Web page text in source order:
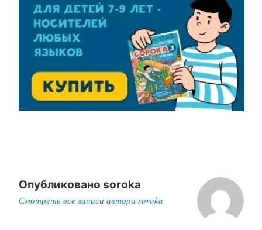
Опубликовано soroka
Смотреть все записи автора soroka